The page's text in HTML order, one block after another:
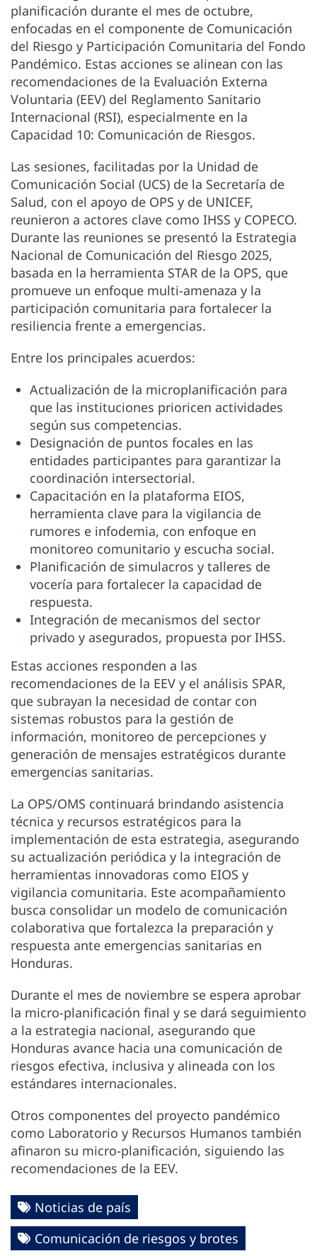
planificación durante el mes de octubre,
enfocadas en el componente de Comunicación
del Riesgo y Participación Comunitaria del Fondo
Pandémico. Estas acciones se alinean con las
recomendaciones de la Evaluación Externa
Voluntaria (EEV) del Reglamento Sanitario
Internacional (RSI), especialmente en la
Capacidad 10: Comunicación de Riesgos.
Las sesiones, facilitadas por la Unidad de
Comunicación Social (UCS) de la Secretaría de
Salud, con el apoyo de OPS y de UNICEF,
reunieron a actores clave como IHSS y COPECO.
Durante las reuniones se presentó la Estrategia
Nacional de Comunicación del Riesgo 2025,
basada en la herramienta STAR de la OPS, que
promueve un enfoque multi-amenaza y la
participación comunitaria para fortalecer la
resiliencia frente a emergencias.
Entre los principales acuerdos:
Actualización de la microplanificación para
que las instituciones prioricen actividades
según sus competencias.
Designación de puntos focales en las
entidades participantes para garantizar la
coordinación intersectorial.
Capacitación en la plataforma EIOS,
herramienta clave para la vigilancia de
rumores e infodemia, con enfoque en
monitoreo comunitario y escucha social.
Planificación de simulacros y talleres de
vocería para fortalecer la capacidad de
respuesta.
Integración de mecanismos del sector
privado y asegurados, propuesta por IHSS.
Estas acciones responden a las
recomendaciones de la EEV y el análisis SPAR,
que subrayan la necesidad de contar con
sistemas robustos para la gestión de
información, monitoreo de percepciones y
generación de mensajes estratégicos durante
emergencias sanitarias.
La OPS/OMS continuará brindando asistencia
técnica y recursos estratégicos para la
implementación de esta estrategia, asegurando
su actualización periódica y la integración de
herramientas innovadoras como EIOS y
vigilancia comunitaria. Este acompañamiento
busca consolidar un modelo de comunicación
colaborativa que fortalezca la preparación y
respuesta ante emergencias sanitarias en
Honduras.
Durante el mes de noviembre se espera aprobar
la micro-planificación final y se dará seguimiento
a la estrategia nacional, asegurando que
Honduras avance hacia una comunicación de
riesgos efectiva, inclusiva y alineada con los
estándares internacionales.
Otros componentes del proyecto pandémico
como Laboratorio y Recursos Humanos también
afinaron su micro-planificación, siguiendo las
recomendaciones de la EEV.
Noticias de país
Comunicación de riesgos y brotes